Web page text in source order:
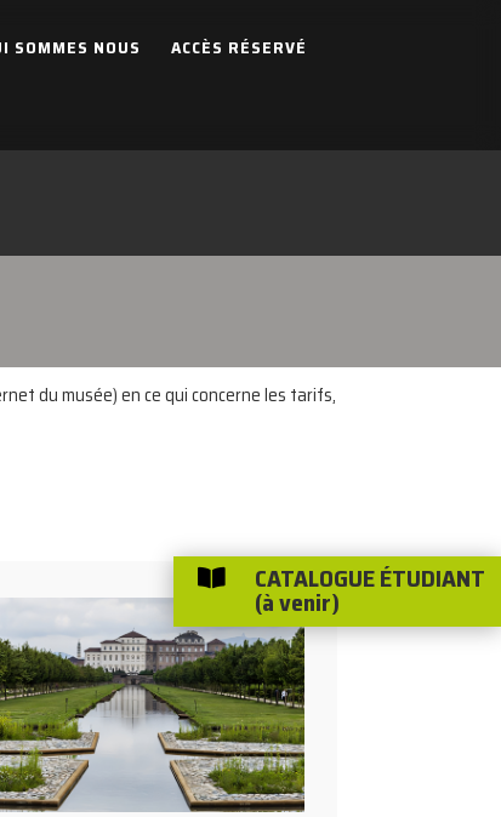
SOMMES NOUS ACCÈS RÉSERVÉ
du musée) en ce qui concerne les tarifs,
 CATALOGUE ÉTUDIANT
(à venir)